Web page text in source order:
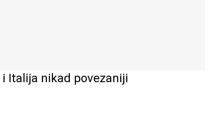
Italija nikad povezaniji